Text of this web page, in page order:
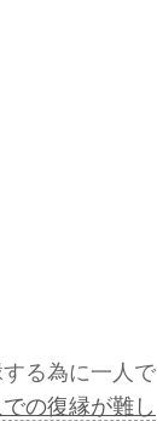
る為に一人で
の復縁が難し